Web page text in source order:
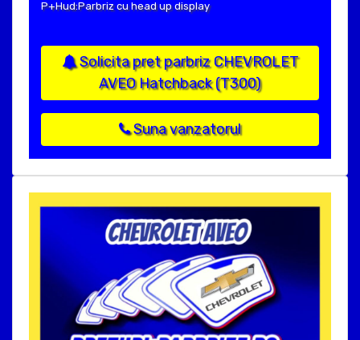
P+Hud:Parbriz cu head up display
Solicita pret parbriz CHEVROLET
AVEO Hatchback (T300)
Suna vanzatorul